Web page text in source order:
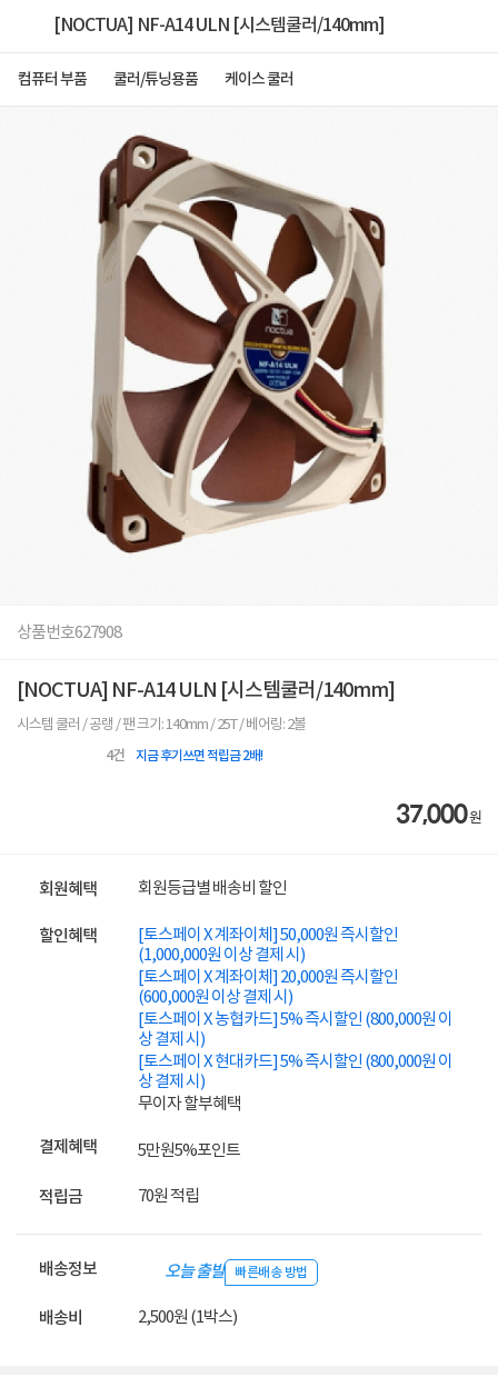
[NOCTUA] NF-A14 ULN [시스템쿨러/140mm]
컴퓨터 부품 쿨러/튜닝용품 케이스 쿨러
상품번호627908
[NOCTUA] NF-A14 ULN [시스템쿨러/140mm]
시스템 쿨러 / 공랭 / 팬 크기: 140mm / 25T / 베어링: 2볼
4건 지금 후기쓰면 적립금 2배!
37,000원
회원혜택 회원등급별 배송비 할인
할인혜택
[토스페이 X 계좌이체] 50,000원 즉시할인
(1,000,000원 이상 결제 시)
[토스페이 X 계좌이체] 20,000원 즉시할인
(600,000원 이상 결제 시)
[토스페이 X 농협카드] 5% 즉시할인 (800,000원 이
상 결제 시)
[토스페이 X 현대카드] 5% 즉시할인 (800,000원 이
상 결제 시)
무이자 할부혜택
결제혜택 5만원5%포인트
적립금 70원 적립
배송정보 오늘 출발 빠른배송 방법
배송비 2,500원 (1박스)